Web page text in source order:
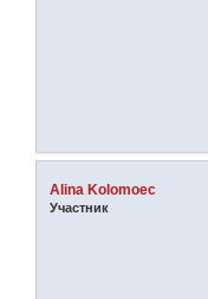
Alina Kolomoec
Участник